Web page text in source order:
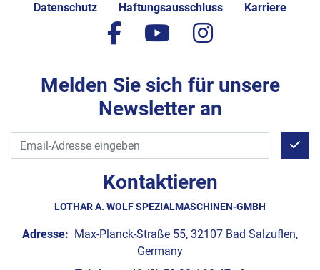
Datenschutz Haftungsausschluss Karriere
Kontaktieren
LOTHAR A. WOLF SPEZIALMASCHINEN-GMBH
Adresse: Max-Planck-Straße 55, 32107 Bad Salzuflen,
Germany
facebook
youtubeinstagram
Melden Sie sich für unsere
Newsletter an